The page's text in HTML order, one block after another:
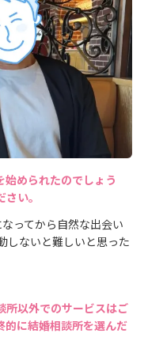
始められたのでしょう
い。
ってから自然な出会い
しないと難しいと思った
所以外でのサービスはご
的に結婚相談所を選んだ